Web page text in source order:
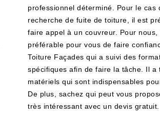
professionnel déterminé. Pour le cas
recherche de fuite de toiture, il est
faire appel à un couvreur. Pour nous,
préférable pour vous de faire
Toiture Façades qui a suivi des
spécifiques afin de faire la tâche. Il a
matériels qui sont indispensables
De plus, sachez qui peut vous
très intéressant avec un devis gratuit.